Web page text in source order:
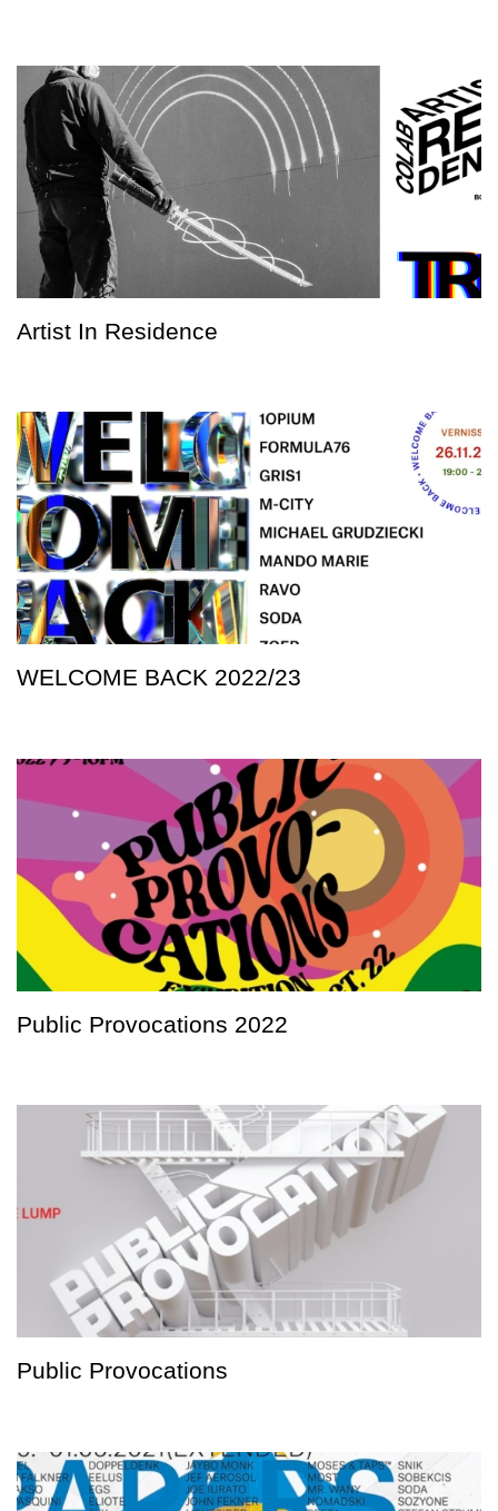
Artist In Residence
WELCOME BACK 2022/23
Public Provocations 2022
Public Provocations